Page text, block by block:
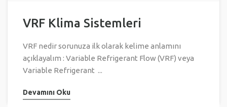
VRF Klima Sistemleri
VRF nedir sorunuza ilk olarak kelime anlamını
açıklayalım : Variable Refrigerant Flow (VRF) veya
Variable Refrigerant ...
Devamını Oku